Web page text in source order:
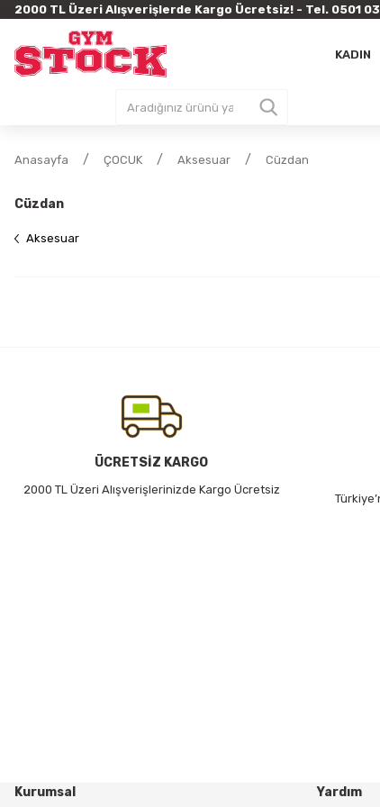
2000 TL Üzeri Alışverişlerde Kargo Ücretsiz! - Tel. 0501
KADIN
Anasayfa ÇOCUK Aksesuar Cüzdan
Cüzdan
Aksesuar
ÜCRETSİZ KARGO
2000 TL Üzeri Alışverişlerinizde Kargo Ücretsiz
Kurumsal Yardım